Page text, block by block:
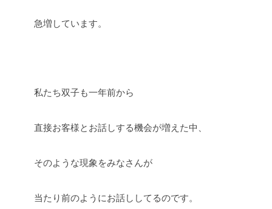
急増しています。
私たち双子も一年前から
直接お客様とお話しする機会が増えた中、
そのような現象をみなさんが
当たり前のようにお話ししてるのです。